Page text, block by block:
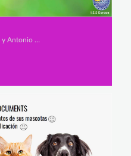
Secundaria, Pedro Fernández Rabal y Antonio Herrerías Salvador